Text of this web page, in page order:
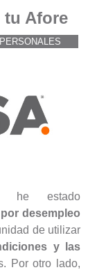
tu Afore
he estado
desempleo
de utilizar
y las
Por otro lado,